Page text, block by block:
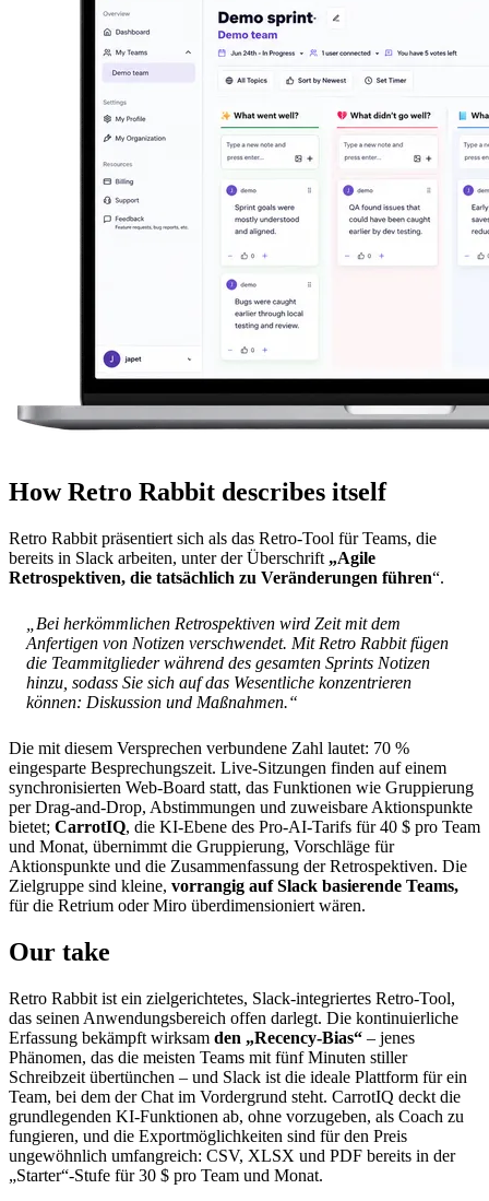
How Retro Rabbit describes itself
Retro Rabbit präsentiert sich als das Retro-Tool für Teams, die
bereits in Slack arbeiten, unter der Überschrift „Agile
Retrospektiven, die tatsächlich zu Veränderungen führen“.
„Bei herkömmlichen Retrospektiven wird Zeit mit dem
Anfertigen von Notizen verschwendet. Mit Retro Rabbit fügen
die Teammitglieder während des gesamten Sprints Notizen
hinzu, sodass Sie sich auf das Wesentliche konzentrieren
können: Diskussion und Maßnahmen.“
Die mit diesem Versprechen verbundene Zahl lautet: 70 %
eingesparte Besprechungszeit. Live-Sitzungen finden auf einem
synchronisierten Web-Board statt, das Funktionen wie Gruppierung
per Drag-and-Drop, Abstimmungen und zuweisbare Aktionspunkte
bietet; CarrotIQ, die KI-Ebene des Pro-AI-Tarifs für 40 $ pro Team
und Monat, übernimmt die Gruppierung, Vorschläge für
Aktionspunkte und die Zusammenfassung der Retrospektiven. Die
Zielgruppe sind kleine, vorrangig auf Slack basierende Teams,
für die Retrium oder Miro überdimensioniert wären.
Our take
Retro Rabbit ist ein zielgerichtetes, Slack-integriertes Retro-Tool,
das seinen Anwendungsbereich offen darlegt. Die kontinuierliche
Erfassung bekämpft wirksam den „Recency-Bias“ – jenes
Phänomen, das die meisten Teams mit fünf Minuten stiller
Schreibzeit übertünchen – und Slack ist die ideale Plattform für ein
Team, bei dem der Chat im Vordergrund steht. CarrotIQ deckt die
grundlegenden KI-Funktionen ab, ohne vorzugeben, als Coach zu
fungieren, und die Exportmöglichkeiten sind für den Preis
ungewöhnlich umfangreich: CSV, XLSX und PDF bereits in der
„Starter“-Stufe für 30 $ pro Team und Monat.